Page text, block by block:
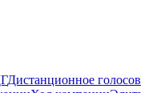
Дистанционное